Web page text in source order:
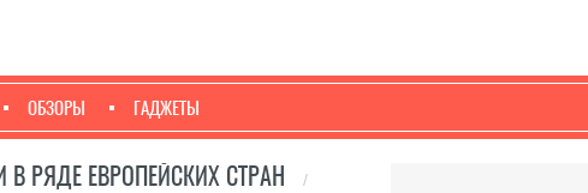
ОБЗОРЫ ГАДЖЕТЫ
В РЯДЕ ЕВРОПЕЙСКИХ СТРАН
/